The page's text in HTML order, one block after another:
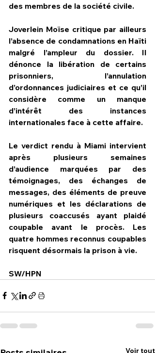
des membres de la société civile.
Joverlein Moïse critique par ailleurs
l’absence de condamnations en Haïti
malgré l’ampleur du dossier. Il
dénonce la libération de certains
prisonniers, l’annulation
d’ordonnances judiciaires et ce qu’il
considère comme un manque
d’intérêt des instances
internationales face à cette affaire.
Le verdict rendu à Miami intervient
après plusieurs semaines
d’audience marquées par des
témoignages, des échanges de
messages, des éléments de preuve
numériques et les déclarations de
plusieurs coaccusés ayant plaidé
coupable avant le procès. Les
quatre hommes reconnus coupables
risquent désormais la prison à vie.
SW/HPN
Voir tout